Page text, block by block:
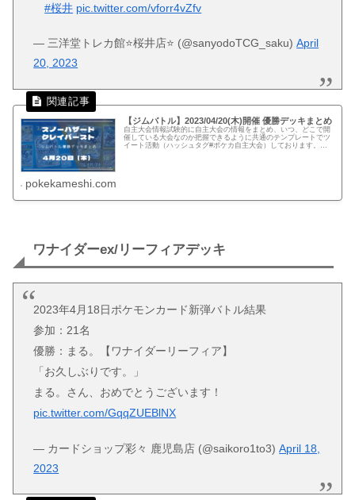
#桜井 pic.twitter.com/vforr4vZfv
— 三洋堂トレカ館⭐️桜井店⭐️ (@sanyodoTCG_saku)April
20, 2023
【ジムバトル】2023/04/20(木)開催 優勝デッキまとめ
自主大会情報試験的に自主大会の情報をまとめ、いつ、どこで開
催している大会なのか把握できるように共通のテンプレートでツ
イート活動（ハッシュタグ#ポケカ自主大会）しております。下
pokekameshi.com
ワナイダーex/リーフィアデッキ
2023年4月18日ポケモンカード新弾バトル結果
参加：21名
優勝：まる。【ワナイダーリーフィア】
「お久しぶりです。」
まる。さん、おめでとうございます！
pic.twitter.com/GqqZUEBlNX
— カードショップ彩々 鹿児島店 (@saikoro1to3)April 18,
2023